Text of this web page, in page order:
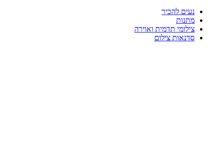
נעים להכיר
מתנות
צילומי תדמית ואוירה
סדנאות צילום